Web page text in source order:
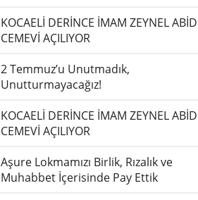
KOCAELİ DERİNCE İMAM ZEYNEL
CEMEVİ AÇILIYOR
2 Temmuz’u Unutmadık,
Unutturmayacağız!
KOCAELİ DERİNCE İMAM ZEYNEL
CEMEVİ AÇILIYOR
Aşure Lokmamızı Birlik, Rızalık ve
Muhabbet İçerisinde Pay Ettik